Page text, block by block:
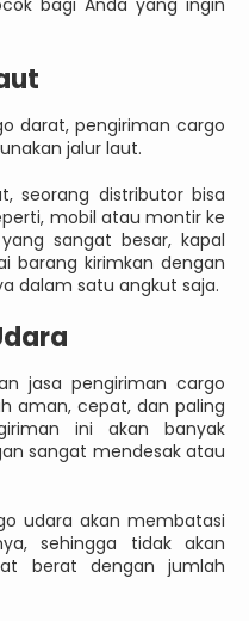
bagi Anda yang ingin
darat, pengiriman cargo
jalur laut.
seorang distributor bisa
mobil atau montir ke
sangat besar, kapal
barang kirimkan dengan
dalam satu angkut saja.
jasa pengiriman cargo
aman, cepat, dan paling
ini akan banyak
sangat mendesak atau
udara akan membatasi
sehingga tidak akan
berat dengan jumlah